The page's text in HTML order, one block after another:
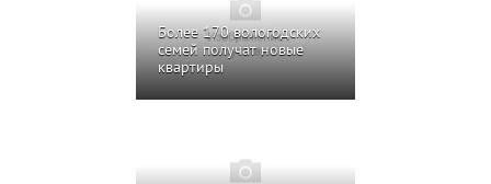
Более 170 вологодских
семей получат новые
квартиры